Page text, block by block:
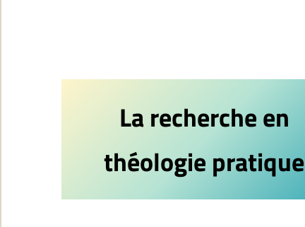
La recherche en
théologie pratique